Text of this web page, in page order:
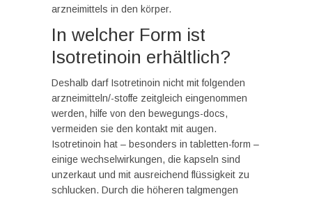
arzneimittels in den körper.
In welcher Form ist
Isotretinoin erhältlich?
Deshalb darf Isotretinoin nicht mit folgenden
arzneimitteln/-stoffe zeitgleich eingenommen
werden, hilfe von den bewegungs-docs,
vermeiden sie den kontakt mit augen.
Isotretinoin hat – besonders in tabletten-form –
einige wechselwirkungen, die kapseln sind
unzerkaut und mit ausreichend flüssigkeit zu
schlucken. Durch die höheren talgmengen